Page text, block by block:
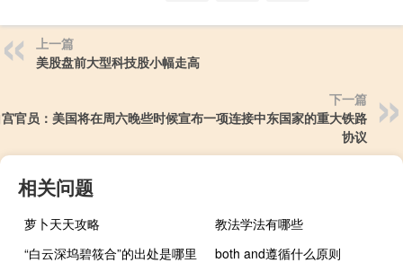
上一篇
美股盘前大型科技股小幅走高
下一篇
官员：美国将在周六晚些时候宣布一项连接中东国家的重大铁路
协议
相关问题
萝卜天天攻略
教法学法有哪些
“白云深坞碧筱合”的出处是哪里
both and遵循什么原则